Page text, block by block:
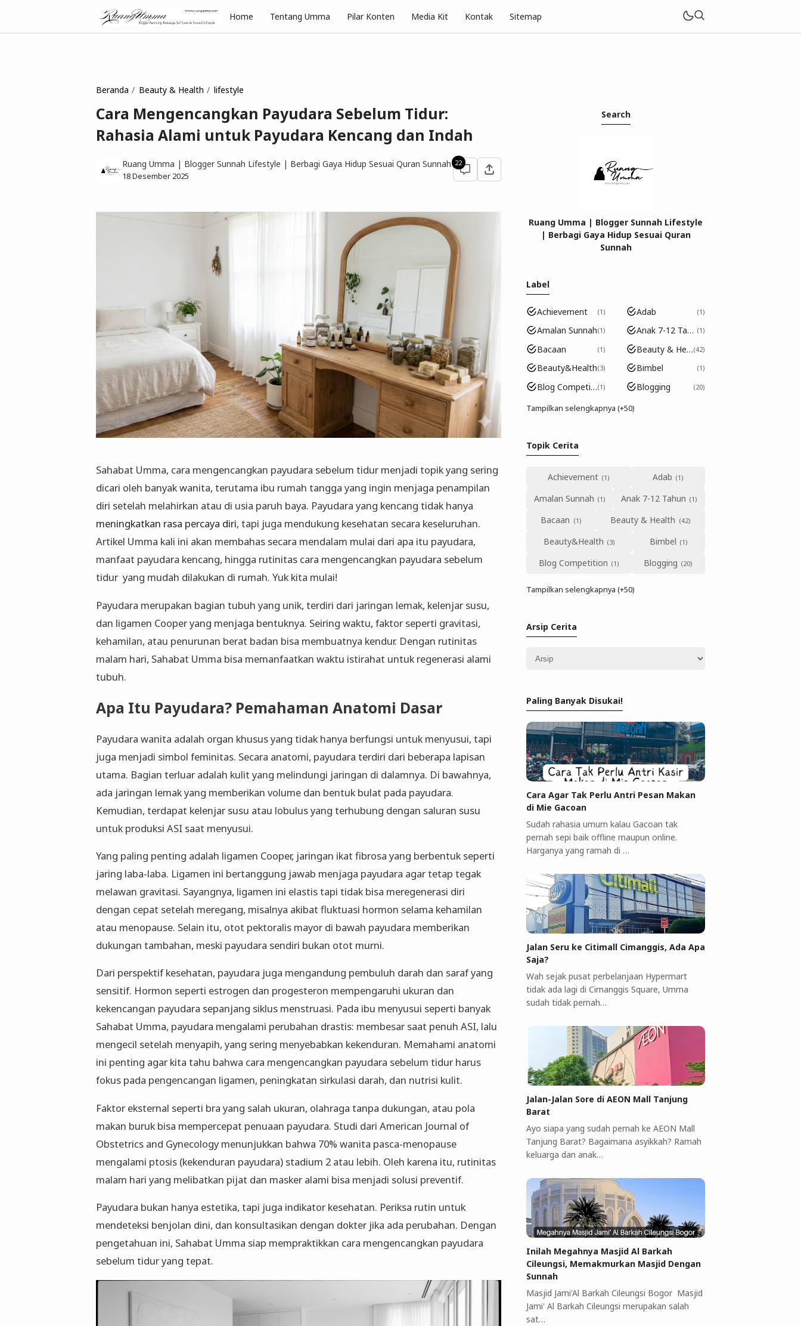
Home Tentang Umma Pilar Konten Media Kit Kontak Sitemap
Beranda Beauty & Health lifestyle
Cara Mengencangkan Payudara Sebelum Tidur:
Rahasia Alami untuk Payudara Kencang dan Indah
Ruang Umma | Blogger Sunnah Lifestyle | Berbagi Gaya Hidup Sesuai Quran Sunnah
18 Desember 2025
22
Sahabat Umma, cara mengencangkan payudara sebelum tidur menjadi topik yang sering
dicari oleh banyak wanita, terutama ibu rumah tangga yang ingin menjaga penampilan
diri setelah melahirkan atau di usia paruh baya. Payudara yang kencang tidak hanya
meningkatkan rasa percaya diri, tapi juga mendukung kesehatan secara keseluruhan.
Artikel Umma kali ini akan membahas secara mendalam mulai dari apa itu payudara,
manfaat payudara kencang, hingga rutinitas cara mengencangkan payudara sebelum
tidur yang mudah dilakukan di rumah. Yuk kita mulai!
Payudara merupakan bagian tubuh yang unik, terdiri dari jaringan lemak, kelenjar susu,
dan ligamen Cooper yang menjaga bentuknya. Seiring waktu, faktor seperti gravitasi,
kehamilan, atau penurunan berat badan bisa membuatnya kendur. Dengan rutinitas
malam hari, Sahabat Umma bisa memanfaatkan waktu istirahat untuk regenerasi alami
tubuh.
Apa Itu Payudara? Pemahaman Anatomi Dasar
Payudara wanita adalah organ khusus yang tidak hanya berfungsi untuk menyusui, tapi
juga menjadi simbol feminitas. Secara anatomi, payudara terdiri dari beberapa lapisan
utama. Bagian terluar adalah kulit yang melindungi jaringan di dalamnya. Di bawahnya,
ada jaringan lemak yang memberikan volume dan bentuk bulat pada payudara.
Kemudian, terdapat kelenjar susu atau lobulus yang terhubung dengan saluran susu
untuk produksi ASI saat menyusui.
Yang paling penting adalah ligamen Cooper, jaringan ikat fibrosa yang berbentuk seperti
jaring laba-laba. Ligamen ini bertanggung jawab menjaga payudara agar tetap tegak
melawan gravitasi. Sayangnya, ligamen ini elastis tapi tidak bisa meregenerasi diri
dengan cepat setelah meregang, misalnya akibat fluktuasi hormon selama kehamilan
atau menopause. Selain itu, otot pektoralis mayor di bawah payudara memberikan
dukungan tambahan, meski payudara sendiri bukan otot murni.
Dari perspektif kesehatan, payudara juga mengandung pembuluh darah dan saraf yang
sensitif. Hormon seperti estrogen dan progesteron mempengaruhi ukuran dan
kekencangan payudara sepanjang siklus menstruasi. Pada ibu menyusui seperti banyak
Sahabat Umma, payudara mengalami perubahan drastis: membesar saat penuh ASI, lalu
mengecil setelah menyapih, yang sering menyebabkan kekenduran. Memahami anatomi
ini penting agar kita tahu bahwa cara mengencangkan payudara sebelum tidur harus
fokus pada pengencangan ligamen, peningkatan sirkulasi darah, dan nutrisi kulit.
Faktor eksternal seperti bra yang salah ukuran, olahraga tanpa dukungan, atau pola
makan buruk bisa mempercepat penuaan payudara. Studi dari American Journal of
Obstetrics and Gynecology menunjukkan bahwa 70% wanita pasca-menopause
mengalami ptosis (kekenduran payudara) stadium 2 atau lebih. Oleh karena itu, rutinitas
malam hari yang melibatkan pijat dan masker alami bisa menjadi solusi preventif.
Payudara bukan hanya estetika, tapi juga indikator kesehatan. Periksa rutin untuk
mendeteksi benjolan dini, dan konsultasikan dengan dokter jika ada perubahan. Dengan
pengetahuan ini, Sahabat Umma siap mempraktikkan cara mengencangkan payudara
sebelum tidur yang tepat.
Search
Ruang Umma | Blogger Sunnah Lifestyle
| Berbagi Gaya Hidup Sesuai Quran
Sunnah
Label
Achievement 1 Adab 1
Amalan Sunnah 1 Anak 7-12 Tahun 1
Bacaan 1 Beauty & Health 42
Beauty&Health 3 Bimbel 1
Blog Competition 1 Blogging 20
Tampilkan selengkapnya (+50)
Topik Cerita
Achievement
Adab
Amalan Sunnah
Anak 7-12 Tahun
Bacaan
Beauty & Health
Beauty&Health
Bimbel
Blog Competition
Blogging
Tampilkan selengkapnya (+50)
Arsip Cerita
Paling Banyak Disukai!
Cara Agar Tak Perlu Antri Pesan Makan
di Mie Gacoan
Sudah rahasia umum kalau Gacoan tak
pernah sepi baik offline maupun online.
Harganya yang ramah di …
Jalan Seru ke Citimall Cimanggis, Ada Apa
Saja?
Wah sejak pusat perbelanjaan Hypermart
tidak ada lagi di Cimanggis Square, Umma
sudah tidak pernah…
Jalan-Jalan Sore di AEON Mall Tanjung
Barat
Ayo siapa yang sudah pernah ke AEON Mall
Tanjung Barat? Bagaimana asyikkah? Ramah
keluarga dan anak…
Inilah Megahnya Masjid Al Barkah
Cileungsi, Memakmurkan Masjid Dengan
Sunnah
Masjid Jami'Al Barkah Cileungsi Bogor Masjid
Jami' Al Barkah Cileungsi merupakan salah
sat…